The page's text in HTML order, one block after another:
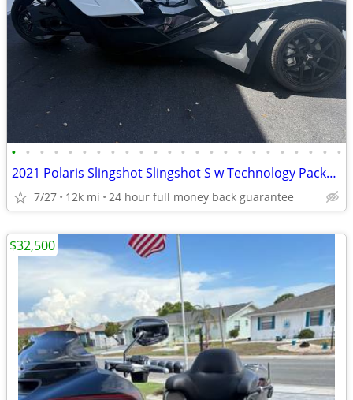
• • • • • • • • • • • • • • • • • • • • • • • •
2021 Polaris Slingshot Slingshot S w Technology Package I
7/27 12k mi 24 hour full money back guarantee
$32,500